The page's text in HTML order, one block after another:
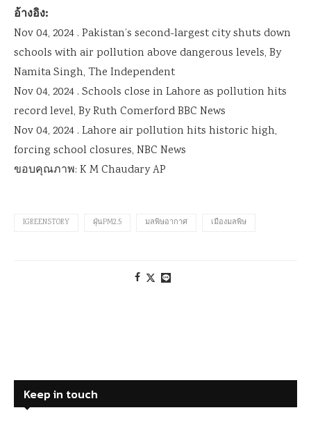
อ้างอิง:
Nov 04, 2024 . Pakistan’s second-largest city shuts down
schools with air pollution above dangerous levels, By
Namita Singh, The Independent
Nov 04, 2024 . Schools close in Lahore as pollution hits
record level, By Ruth Comerford BBC News
Nov 04, 2024 . Lahore air pollution hits historic high,
forcing school closures, NBC News
ขอบคุณภาพ: K M Chaudary AP
IGREENSTORY ฝุ่นPM2.5 มลพิษอากาศ เมืองมลพิษ
Keep in touch